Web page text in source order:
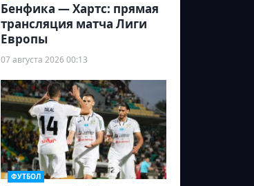
Бенфика — Хартс: прямая
трансляция матча Лиги
Европы
07 августа 2026 00:13
ФУТБОЛ